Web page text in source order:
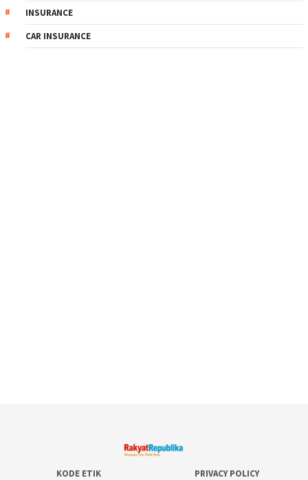
INSURANCE
CAR INSURANCE
KODE ETIK PRIVACY POLICY